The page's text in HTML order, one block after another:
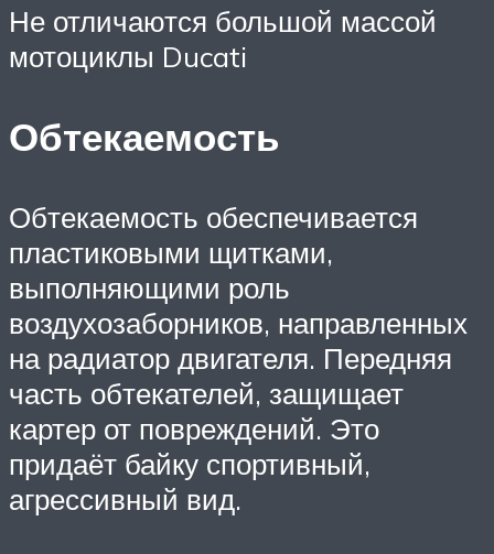
Не отличаются большой массой
мотоциклы Ducati
Обтекаемость
Обтекаемость обеспечивается
пластиковыми щитками,
выполняющими роль
воздухозаборников, направленных
на радиатор двигателя. Передняя
часть обтекателей, защищает
картер от повреждений. Это
придаёт байку спортивный,
агрессивный вид.